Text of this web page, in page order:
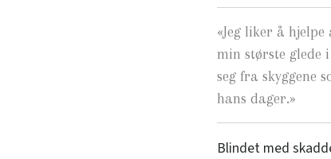
«Jeg liker å
min største glede
seg fra skyggene
hans dager.»
Blindet med